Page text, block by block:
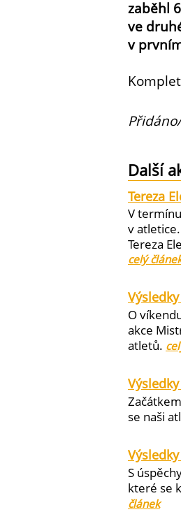
zaběhl
ve
v
Další
Tereza
V
v
Tereza
celý
O
akce
atletů.
se naši
S
které se
článek